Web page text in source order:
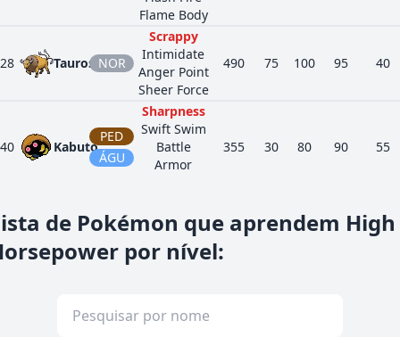
Flame Body
Tauros NOR
Scrappy
Intimidate
Anger Point
Sheer Force
490 75 100 95 40
Kabuto
PED
ÁGU
Sharpness
Swift Swim
Battle
Armor
355 30 80 90 55
Zigzagoon
NOR
Pickup
Gluttony
Quick Feet
240 38 30 41 30
Toxic Boost
de Pokémon que aprendem High
por nível: